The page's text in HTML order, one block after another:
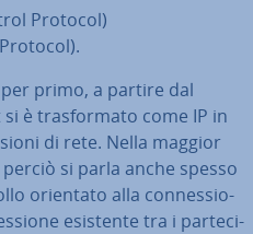
Protocol)
primo, a partire dal
è tra­sfor­ma­to come IP in
di rete. Nella maggior
si parla anche spesso
orientato alla con­nes­sio­
esistente tra i par­te­ci­